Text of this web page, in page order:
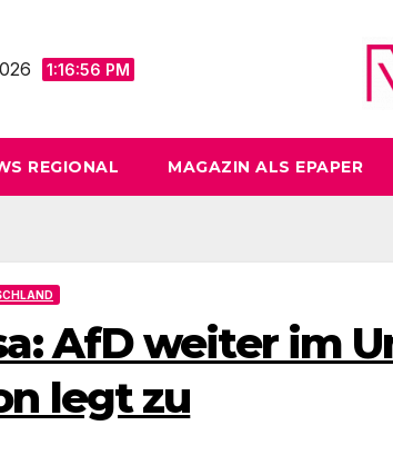
1:16:58 PM
REGIONAL MAGAZIN ALS EPAPER
AfD weiter im
legt zu